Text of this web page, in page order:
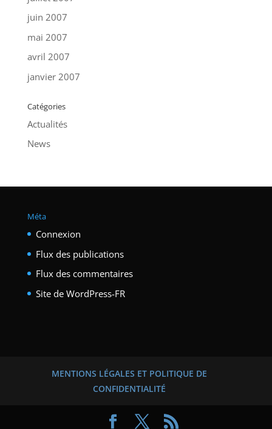
juin 2007
mai 2007
avril 2007
janvier 2007
Catégories
Actualités
News
Méta
Connexion
Flux des publications
Flux des commentaires
Site de WordPress-FR
MENTIONS LÉGALES ET POLITIQUE DE
CONFIDENTIALITÉ